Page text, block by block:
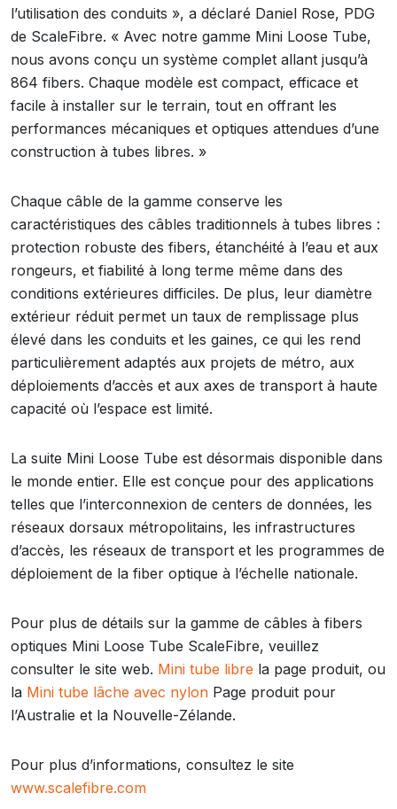
l’utilisation des conduits », a déclaré Daniel Rose, PDG
de ScaleFibre. « Avec notre gamme Mini Loose Tube,
nous avons conçu un système complet allant jusqu’à
864 fibers. Chaque modèle est compact, efficace et
facile à installer sur le terrain, tout en offrant les
performances mécaniques et optiques attendues d’une
construction à tubes libres. »
Chaque câble de la gamme conserve les
caractéristiques des câbles traditionnels à tubes libres :
protection robuste des fibers, étanchéité à l’eau et aux
rongeurs, et fiabilité à long terme même dans des
conditions extérieures difficiles. De plus, leur diamètre
extérieur réduit permet un taux de remplissage plus
élevé dans les conduits et les gaines, ce qui les rend
particulièrement adaptés aux projets de métro, aux
déploiements d’accès et aux axes de transport à haute
capacité où l’espace est limité.
La suite Mini Loose Tube est désormais disponible dans
le monde entier. Elle est conçue pour des applications
telles que l’interconnexion de centers de données, les
réseaux dorsaux métropolitains, les infrastructures
d’accès, les réseaux de transport et les programmes de
déploiement de la fiber optique à l’échelle nationale.
Pour plus de détails sur la gamme de câbles à fibers
optiques Mini Loose Tube ScaleFibre, veuillez
consulter le site web. Mini tube libre la page produit, ou
la Mini tube lâche avec nylon Page produit pour
l’Australie et la Nouvelle-Zélande.
Pour plus d’informations, consultez le site
www.scalefibre.com